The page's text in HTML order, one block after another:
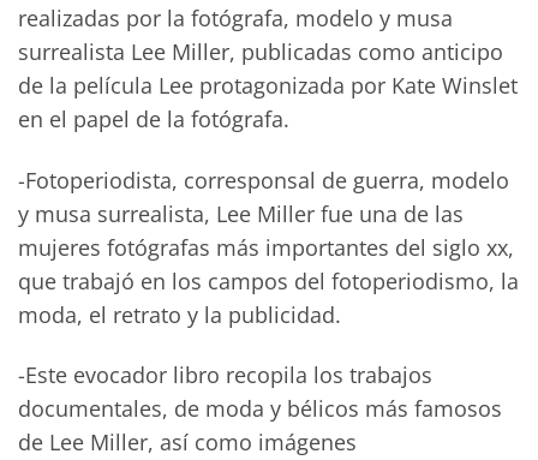
realizadas por la fotógrafa, modelo y musa
surrealista Lee Miller, publicadas como anticipo
de la película Lee protagonizada por Kate Winslet
en el papel de la fotógrafa.
-Fotoperiodista, corresponsal de guerra, modelo
y musa surrealista, Lee Miller fue una de las
mujeres fotógrafas más importantes del siglo xx,
que trabajó en los campos del fotoperiodismo, la
moda, el retrato y la publicidad.
-Este evocador libro recopila los trabajos
documentales, de moda y bélicos más famosos
de Lee Miller, así como imágenes